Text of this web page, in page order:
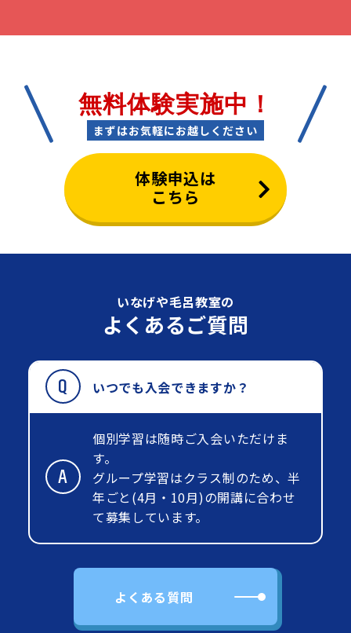
無料体験実施中！
まずはお気軽にお越しください
体験申込は
こちら
いなげや毛呂教室の
よくあるご質問
いつでも入会できますか？
個別学習は随時ご入会いただけま
す。
グループ学習はクラス制のため、半
年ごと(4月・10月)の開講に合わせ
て募集しています。
よくある質問